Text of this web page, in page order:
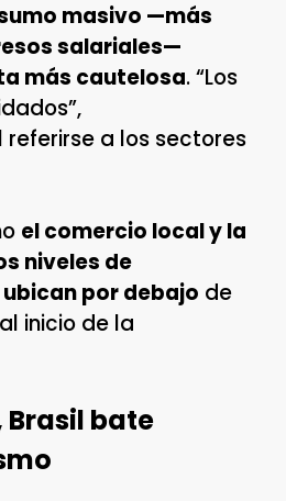
masivo —más
salariales—
más cautelosa. “Los
referirse a los sectores
el comercio local y la
niveles de
por debajo de
inicio de la
bate